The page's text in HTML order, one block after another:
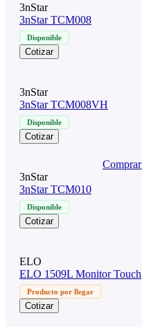
3nStar
3nStar TCM008
Disponible
Cotizar
3nStar
3nStar TCM008VH
Disponible
Cotizar
3nStar
3nStar TCM010
Disponible
Cotizar
ELO
ELO 1509L Monitor Touch
Producto por llegar
Cotizar